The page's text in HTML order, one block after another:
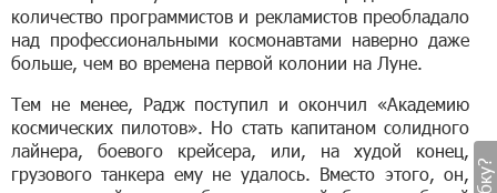
количество программистов и рекламистов преобладало
над профессиональными космонавтами наверно даже
больше, чем во времена первой колонии на Луне.
Тем не менее, Радж поступил и окончил «Академию
космических пилотов». Но стать капитаном солидного
лайнера, боевого крейсера, или, на худой конец,
грузового танкера ему не удалось. Вместо этого, он,